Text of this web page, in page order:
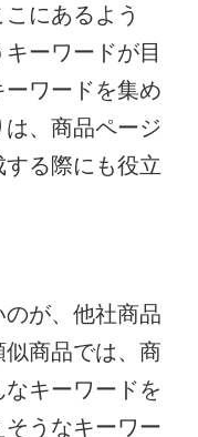
にあるよう
ーワードが目
ワードを集め
、商品ページ
る際にも役立
が、他社商品
商品では、商
キーワードを
うなキーワー